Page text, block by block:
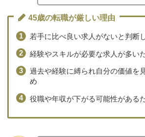
45歳の転職が厳しい理由
若手に比べ良い求人がないと判断
経験やスキルが必要な求人が多い
過去や経験に縛られ自分の価値を
め
役職や年収が下がる可能性がある